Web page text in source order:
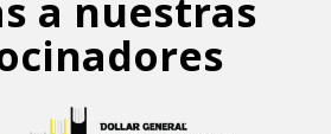
a nuestras